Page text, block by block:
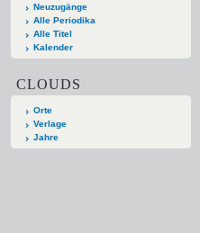
Neuzugänge
Alle Periodika
Alle Titel
Kalender
CLOUDS
Orte
Verlage
Jahre